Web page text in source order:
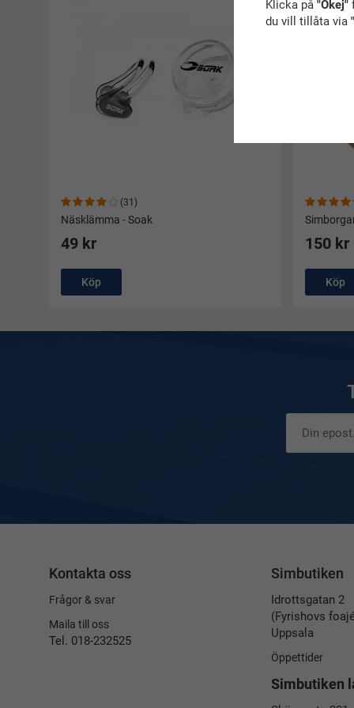
(31)
Näsklämma - Soak
49 kr
Köp
150 kr
Köp
Kontakta oss
Frågor & svar
Maila till oss
Tel. 018-232525
Simbutiken
Idrottsgatan 2
(Fyrishovs
Uppsala
Öppettider
Simbutiken
Klicka på "Okej"
du vill tillåta via